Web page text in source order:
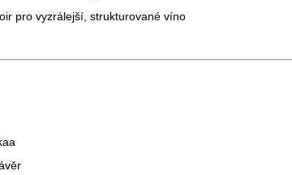
c
r
pro vyzrálejší, strukturované víno